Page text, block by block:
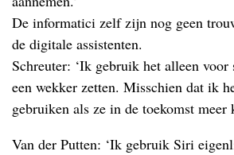
De informatici zelf zijn nog geen
de digitale assistenten.
Schreuter: ‘Ik gebruik het alleen voor
een wekker zetten. Misschien dat ik
gebruiken als ze in de toekomst meer
Van der Putten: ‘Ik gebruik Siri